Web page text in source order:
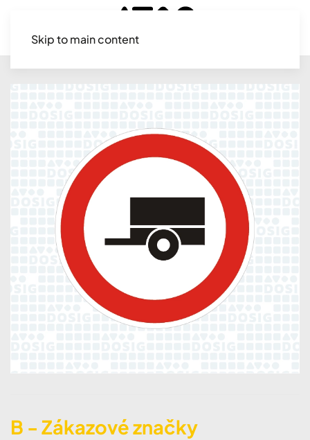
Skip to main content
B - Zákazové značky